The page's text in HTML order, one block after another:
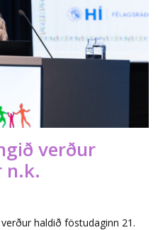
verður
n.k.
haldið föstudaginn 21.